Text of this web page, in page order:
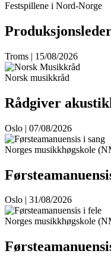
Festspillene i Nord-Norge
Troms | 15/08/2026
Norsk musikkråd
Rådgiver
Oslo | 07/08/2026
Norges musikkhøgskole
Oslo | 31/08/2026
Norges musikkhøgskole